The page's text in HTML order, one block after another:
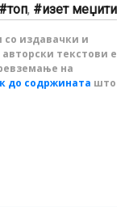
топ, изет меџити
издавачки и
текстови е
на
до содржината што